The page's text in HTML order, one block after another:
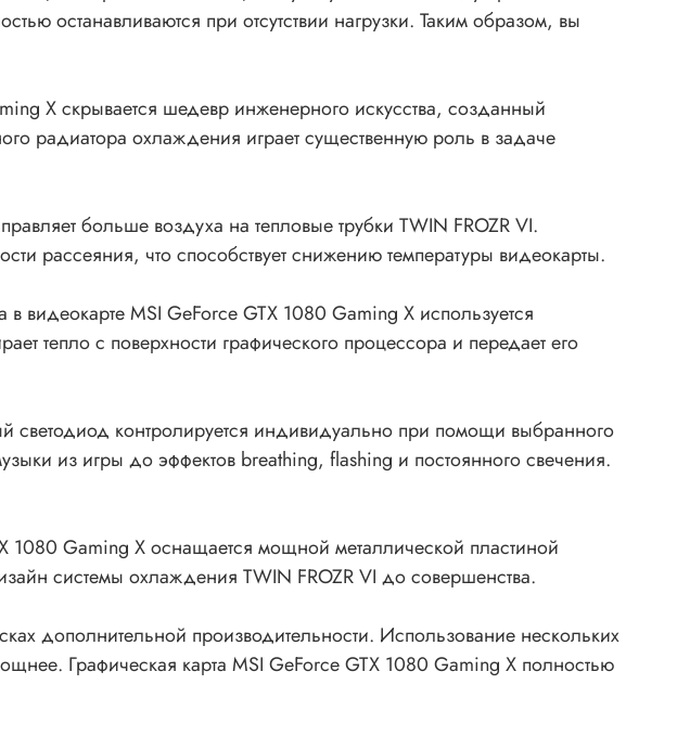
останавливаются при отсутствии нагрузки. Таким образом, вы
X скрывается шедевр инженерного искусства, созданный
радиатора охлаждения играет существенную роль в задаче
больше воздуха на тепловые трубки TWIN FROZR VI.
рассеяния, что способствует снижению температуры видеокарты.
видеокарте MSI GeForce GTX 1080 Gaming X используется
тепло с поверхности графического процессора и передает его
контролируется индивидуально при помощи выбранного
из игры до эффектов breathing, flashing и постоянного свечения.
1080 Gaming X оснащается мощной металлической пластиной
системы охлаждения TWIN FROZR VI до совершенства.
дополнительной производительности. Использование нескольких
Графическая карта MSI GeForce GTX 1080 Gaming X полностью